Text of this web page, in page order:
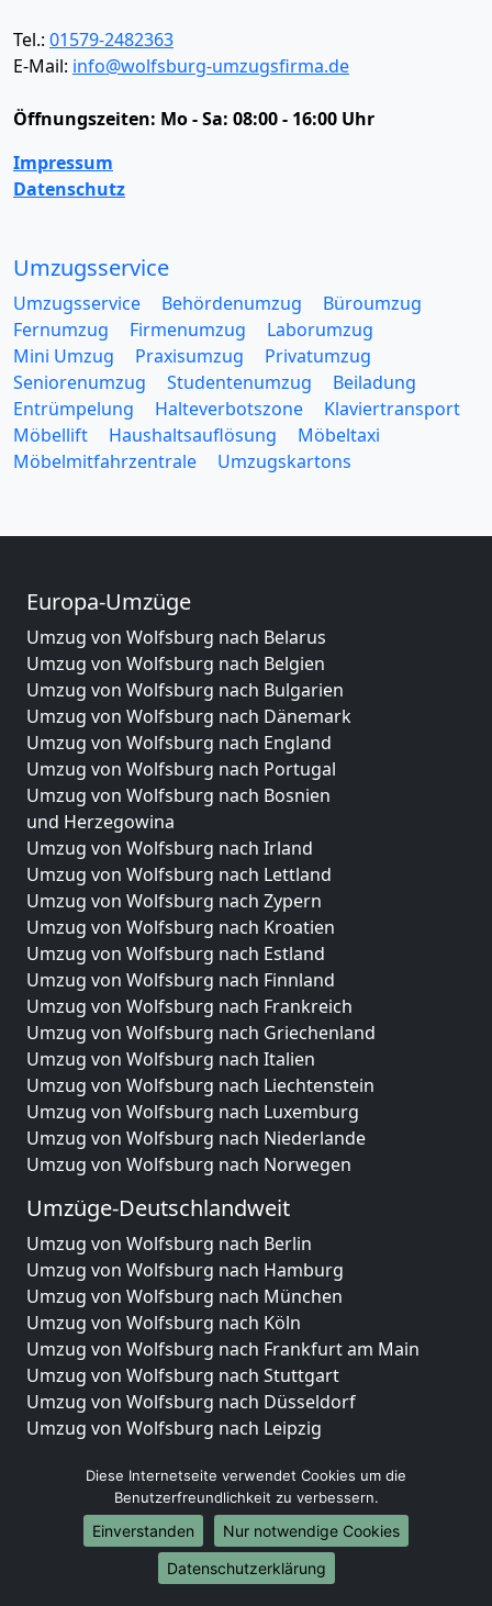
Tel.: 01579-2482363
E-Mail: info@wolfsburg-umzugsfirma.de
Öffnungszeiten: Mo - Sa: 08:00 - 16:00 Uhr
Impressum
Datenschutz
Umzugsservice
Umzugsservice Behördenumzug
Büroumzug
Fernumzug
Firmenumzug
Laborumzug
Mini Umzug
Praxisumzug
Privatumzug
Seniorenumzug
Studentenumzug
Beiladung
Entrümpelung
Halteverbotszone
Klaviertransport
Möbellift
Haushaltsauflösung
Möbeltaxi
Möbelmitfahrzentrale
Umzugskartons
Europa-Umzüge
Umzug von Wolfsburg nach Belarus
Umzug von Wolfsburg nach Belgien
Umzug von Wolfsburg nach Bulgarien
Umzug von Wolfsburg nach Dänemark
Umzug von Wolfsburg nach England
Umzug von Wolfsburg nach Portugal
Umzug von Wolfsburg nach Bosnien
und Herzegowina
Umzug von Wolfsburg nach Irland
Umzug von Wolfsburg nach Lettland
Umzug von Wolfsburg nach Zypern
Umzug von Wolfsburg nach Kroatien
Umzug von Wolfsburg nach Estland
Umzug von Wolfsburg nach Finnland
Umzug von Wolfsburg nach Frankreich
Umzug von Wolfsburg nach Griechenland
Umzug von Wolfsburg nach Italien
Umzug von Wolfsburg nach Liechtenstein
Umzug von Wolfsburg nach Luxemburg
Umzug von Wolfsburg nach Niederlande
Umzug von Wolfsburg nach Norwegen
Umzüge-Deutschlandweit
Umzug von Wolfsburg nach Berlin
Umzug von Wolfsburg nach Hamburg
Umzug von Wolfsburg nach München
Umzug von Wolfsburg nach Köln
Umzug von Wolfsburg nach Frankfurt am Main
Umzug von Wolfsburg nach Stuttgart
Umzug von Wolfsburg nach Düsseldorf
Umzug von Wolfsburg nach Leipzig
Umzug von Wolfsburg nach Essen
Umzug von Wolfsburg nach Bremen
Umzug von Wolfsburg nach Dresden
Umzug von Wolfsburg nach Hannover
Umzug von Wolfsburg nach Nürnberg
Diese Internetseite verwendet Cookies um die
Benutzerfreundlichkeit zu verbessern.
Einverstanden
Nur notwendige Cookies
Datenschutzerklärung